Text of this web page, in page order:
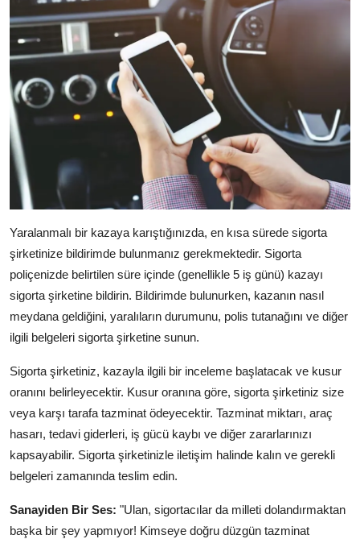
Yaralanmalı bir kazaya karıştığınızda, en kısa sürede sigorta
şirketinize bildirimde bulunmanız gerekmektedir. Sigorta
poliçenizde belirtilen süre içinde (genellikle 5 iş günü) kazayı
sigorta şirketine bildirin. Bildirimde bulunurken, kazanın nasıl
meydana geldiğini, yaralıların durumunu, polis tutanağını ve diğer
ilgili belgeleri sigorta şirketine sunun.
Sigorta şirketiniz, kazayla ilgili bir inceleme başlatacak ve kusur
oranını belirleyecektir. Kusur oranına göre, sigorta şirketiniz size
veya karşı tarafa tazminat ödeyecektir. Tazminat miktarı, araç
hasarı, tedavi giderleri, iş gücü kaybı ve diğer zararlarınızı
kapsayabilir. Sigorta şirketinizle iletişim halinde kalın ve gerekli
belgeleri zamanında teslim edin.
Sanayiden Bir Ses: "Ulan, sigortacılar da milleti dolandırmaktan
başka bir şey yapmıyor! Kimseye doğru düzgün tazminat